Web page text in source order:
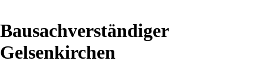
Bausachverständiger
Gelsenkirchen